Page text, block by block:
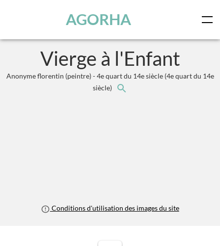
AGORHA
Vierge à l'Enfant
Anonyme florentin (peintre) - 4e quart du 14e siècle (4e quart du 14e
siècle)
Conditions d'utilisation des images du site